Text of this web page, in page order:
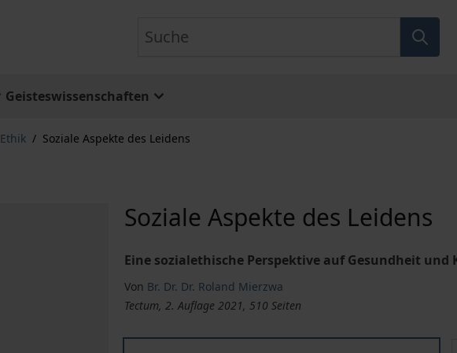
Geisteswissenschaften
Ethik / Soziale Aspekte des Leidens
Soziale Aspekte des Leidens
Eine sozialethische Perspektive auf Gesundheit und
Von Br. Dr. Dr. Roland Mierzwa
Tectum, 2. Auflage 2021, 510 Seiten